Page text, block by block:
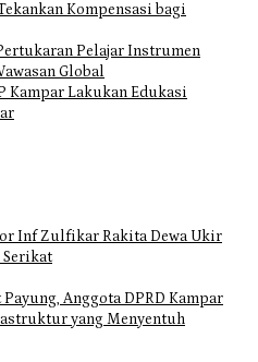
Kompensasi bagi
Pelajar Instrumen
Global
Kampar Lakukan Edukasi
Inf Zulfikar Rakita Dewa Ukir
Serikat
Anggota DPRD Kampar
yang Menyentuh